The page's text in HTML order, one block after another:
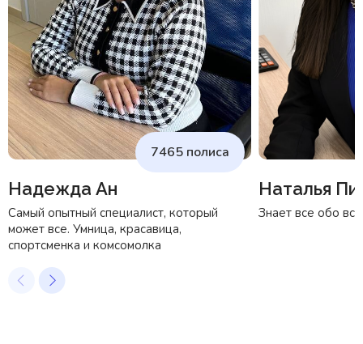
7465 полиса
Надежда Ан
Самый опытный специалист, который
может все. Умница, красавица,
спортсменка и комсомолка
Наталья
Знает все обо